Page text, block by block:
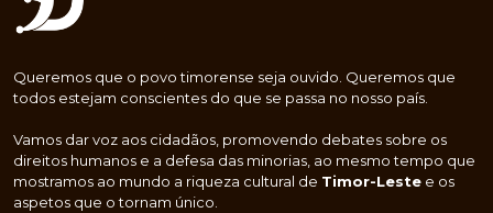
Queremos que o povo timorense seja ouvido. Queremos que
todos estejam conscientes do que se passa no nosso país.
Vamos dar voz aos cidadãos, promovendo debates sobre os
direitos humanos e a defesa das minorias, ao mesmo tempo que
mostramos ao mundo a riqueza cultural de Timor-Leste e os
aspetos que o tornam único.